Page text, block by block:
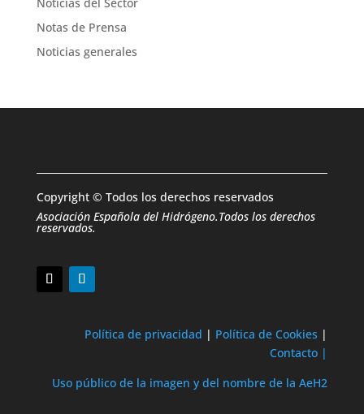
Notas de Prensa
Noticias generales
Copyright © Todos los derechos reservados
Asociación Española del Hidrógeno.Todos los derechos
reservados.
Política de privacidad | Política de Cookies |
Contacto |
Uso público de la imagen y del nombre de la AeH2